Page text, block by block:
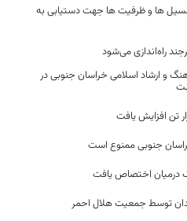
ها و ظرفیت ها جهت دستیابی به
راه‌اندازی می‌شود
و ارشاد اسلامی خراسان جنوبی در
جنوبی ممنوع است